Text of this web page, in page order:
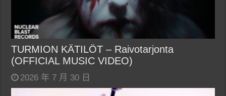
TURMION KÄTILÖT – Raivotarjonta
(OFFICIAL MUSIC VIDEO)
2026 年 7 月 30 日